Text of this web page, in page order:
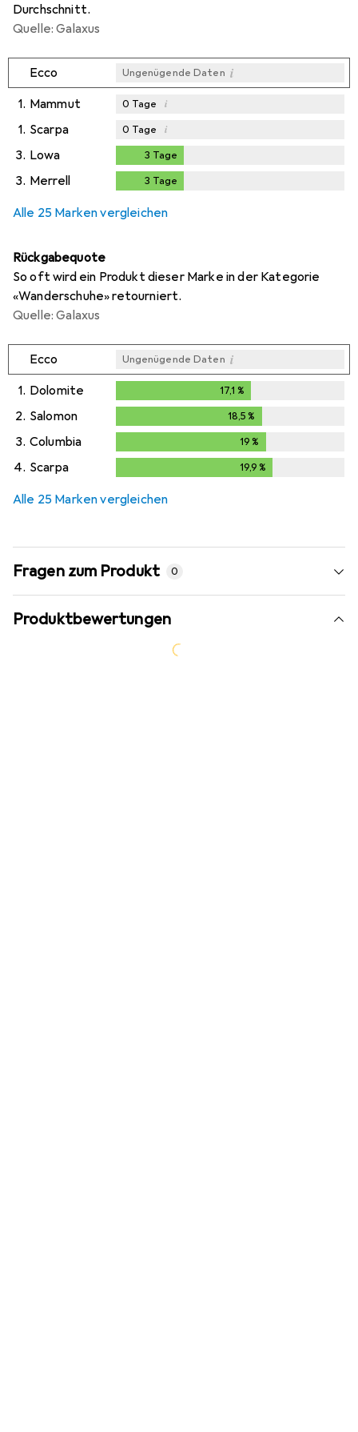
Durchschnitt.
Quelle: Galaxus
Ecco Ungenügende Daten i
1. Mammut 0 Tage i
1. Scarpa 0 Tage i
3. Lowa 3 Tage
3. Merrell 3 Tage
Alle 25 Marken vergleichen
Rückgabequote
So oft wird ein Produkt dieser Marke in der Kategorie
«Wanderschuhe» retourniert.
Quelle: Galaxus
Ecco Ungenügende Daten i
1. Dolomite 17,1 %
2. Salomon 18,5 %
3. Columbia 19 %
4. Scarpa 19,9 %
Alle 25 Marken vergleichen
Fragen zum Produkt 0
Produktbewertungen